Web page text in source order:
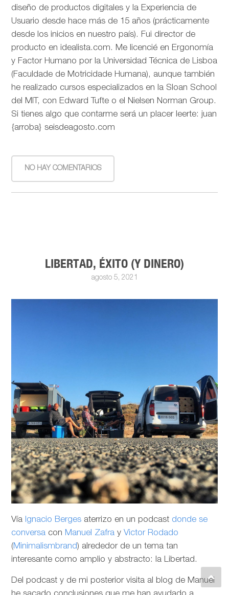
diseño de productos digitales y la Experiencia de
Usuario desde hace más de 15 años (prácticamente
desde los inicios en nuestro país). Fui director de
producto en idealista.com. Me licencié en Ergonomía
y Factor Humano por la Universidad Técnica de Lisboa
(Faculdade de Motricidade Humana), aunque también
he realizado cursos especializados en la Sloan School
del MIT, con Edward Tufte o el Nielsen Norman Group.
Si tienes algo que contarme será un placer leerte: juan
{arroba} seisdeagosto.com
NO HAY COMENTARIOS
LIBERTAD, ÉXITO (Y DINERO)
agosto 5, 2021
Vía Ignacio Berges aterrizo en un podcast donde se
conversa con Manuel Zafra y Victor Rodado
(Minimalismbrand) alrededor de un tema tan
interesante como amplio y abstracto: la Libertad.
Del podcast y de mi posterior visita al blog de Manuel